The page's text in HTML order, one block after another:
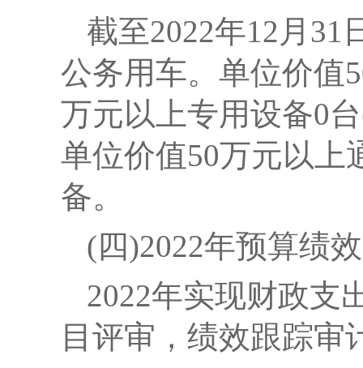
截至2022年12月
公务用车。单位价值
万元以上专用设备0
单位价值50万元以上
备。
(四)2022年预算绩
2022年实现财政支
目评审，绩效跟踪审